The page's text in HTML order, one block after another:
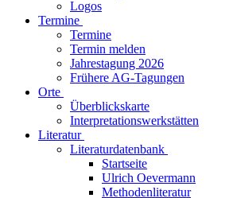
Logos
Termine
Termine
Termin melden
Jahrestagung 2026
Frühere AG-Tagungen
Orte
Überblickskarte
Interpretationswerkstätten
Literatur
Literaturdatenbank
Startseite
Ulrich Oevermann
Methodenliteratur